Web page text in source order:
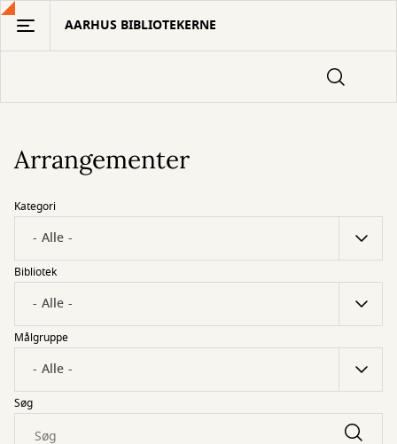
Gå
hovedindhold
AARHUS BIBLIOTEKERNE
Arrangementer
Kategori
Bibliotek
Målgruppe
Søg